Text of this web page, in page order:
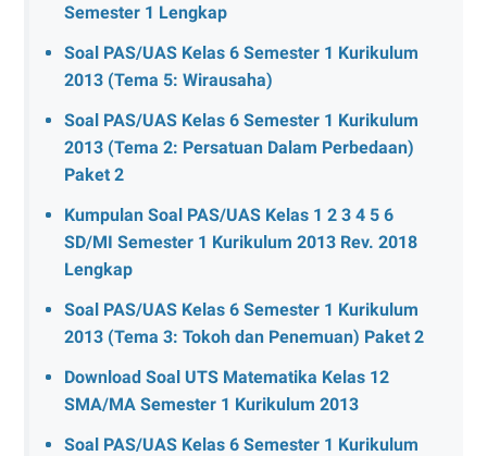
Semester 1 Lengkap
Soal PAS/UAS Kelas 6 Semester 1 Kurikulum
2013 (Tema 5: Wirausaha)
Soal PAS/UAS Kelas 6 Semester 1 Kurikulum
2013 (Tema 2: Persatuan Dalam Perbedaan)
Paket 2
Kumpulan Soal PAS/UAS Kelas 1 2 3 4 5 6
SD/MI Semester 1 Kurikulum 2013 Rev. 2018
Lengkap
Soal PAS/UAS Kelas 6 Semester 1 Kurikulum
2013 (Tema 3: Tokoh dan Penemuan) Paket 2
Download Soal UTS Matematika Kelas 12
SMA/MA Semester 1 Kurikulum 2013
Soal PAS/UAS Kelas 6 Semester 1 Kurikulum